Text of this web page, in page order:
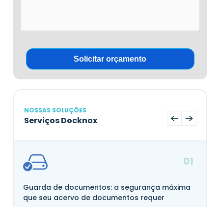
NOSSAS SOLUÇÕES
Serviços Docknox
01
Guarda de documentos: a segurança máxima
que seu acervo de documentos requer